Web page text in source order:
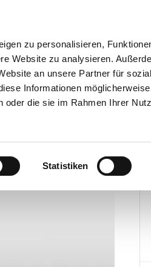
zu personalisieren,
Website zu analysieren.
an unsere Partner für
Informationen
die sie im Rahmen Ihrer
Statistiken